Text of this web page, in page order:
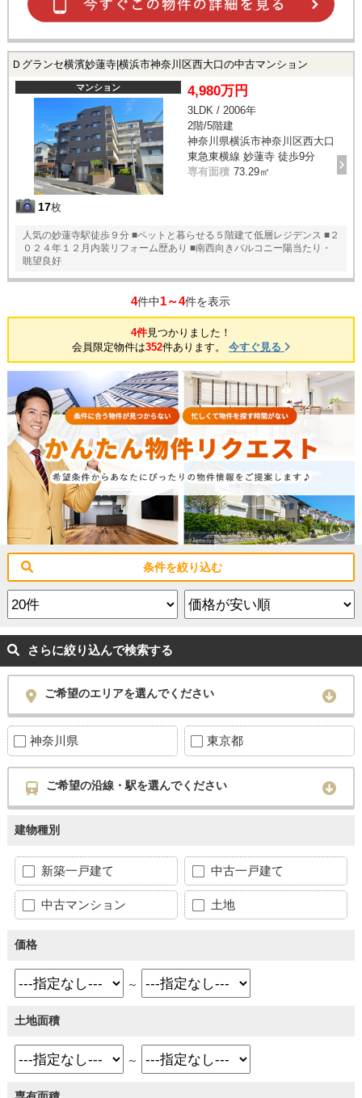
Ｄグランセ横濱妙蓮寺|横浜市神奈川区西大口の中古マンション
マンション
17枚
4,980万円
3LDK / 2006年
2階/5階建
神奈川県横浜市神奈川区西大口
東急東横線 妙蓮寺 徒歩9分
専有面積 73.29㎡
人気の妙蓮寺駅徒歩９分 ■ペットと暮らせる５階建て低層レジデンス ■２
０２４年１２月内装リフォーム歴あり ■南西向きバルコニー陽当たり・
眺望良好
4件中1～4件を表示
4件見つかりました！
会員限定物件は352件あります。 今すぐ見る
条件を絞り込む
さらに絞り込んで検索する
ご希望のエリアを選んでください
神奈川県 東京都
ご希望の沿線・駅を選んでください
建物種別
新築一戸建て 中古一戸建て
中古マンション 土地
価格
～
土地面積
～